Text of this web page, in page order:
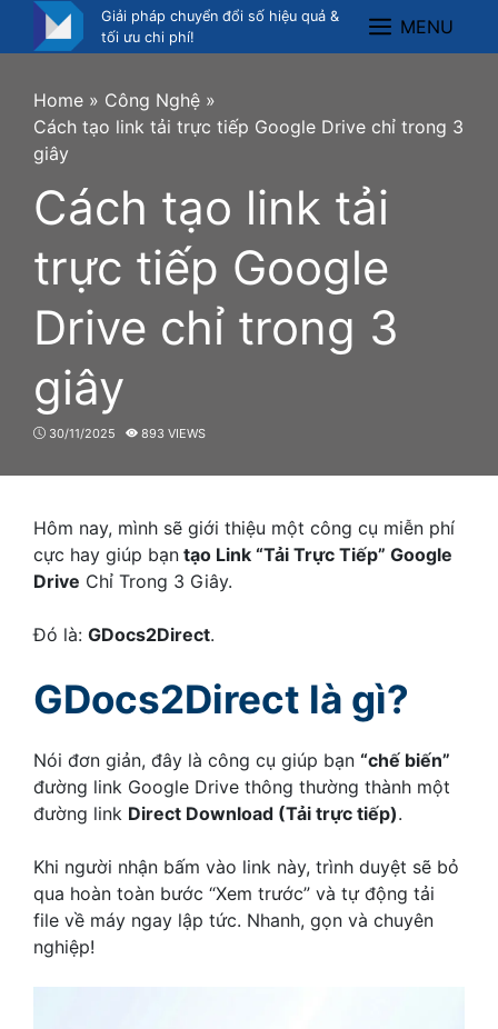
Giải pháp chuyển đổi số hiệu quả &
tối ưu chi phí!
Menu
MENU
Home » Công Nghệ »
Cách tạo link tải trực tiếp Google Drive chỉ trong 3
giây
Cách tạo link tải
trực tiếp Google
Drive chỉ trong 3
giây
30/11/2025 893 VIEWS
Hôm nay, mình sẽ giới thiệu một công cụ miễn phí
cực hay giúp bạn tạo Link “Tải Trực Tiếp” Google
Drive Chỉ Trong 3 Giây.
Đó là: GDocs2Direct.
GDocs2Direct là gì?
Nói đơn giản, đây là công cụ giúp bạn “chế biến”
đường link Google Drive thông thường thành một
đường link Direct Download (Tải trực tiếp).
Khi người nhận bấm vào link này, trình duyệt sẽ bỏ
qua hoàn toàn bước “Xem trước” và tự động tải
file về máy ngay lập tức. Nhanh, gọn và chuyên
nghiệp!